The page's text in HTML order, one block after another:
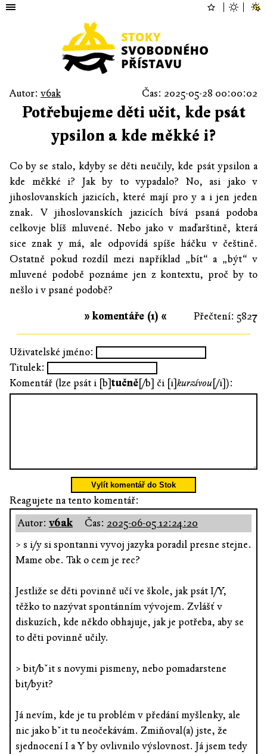
Autor: v6ak Čas: 2025-05-28 00:00:02
Potřebujeme děti učit, kde psát
ypsilon a kde měkké i?
Co by se stalo, kdyby se děti neučily, kde psát ypsilon a
kde měkké i? Jak by to vypadalo? No, asi jako v
jihoslovanskích jazicích, které mají pro y a i jen jeden
znak. V jihoslovanskích jazicích bívá psaná podoba
celkovje blíš mluvené. Nebo jako v maďarštině, která
sice znak y má, ale odpovídá spíše háčku v češtině.
Ostatně pokud rozdíl mezi například „bít“ a „být“ v
mluvené podobě poznáme jen z kontextu, proč by to
nešlo i v psané podobě?
Přečtení: 5827
» komentáře (1) «
Uživatelské jméno:
Titulek:
Komentář (lze psát i [b]tučně[/b] či [i]kurzívou[/i]):
Vylít komentář do Stok
Reagujete na tento komentář:
Autor: v6ak Čas: 2025-06-05 12:24:20
> s i/y si spontanni vyvoj jazyka poradil presne stejne.
Mame obe. Tak o cem je rec?
Jestliže se děti povinně učí ve škole, jak psát I/Y,
těžko to nazývat spontánním vývojem. Zvlášť v
diskuzích, kde někdo obhajuje, jak je potřeba, aby se
to děti povinně učily.
> bit/bˇit s novymi pismeny, nebo pomadarstene
bit/byit?
Já nevím, kde je tu problém v předání myšlenky, ale
nic jako bˇit tu neočekávám. Zmiňoval(a) jste, že
sjednocení I a Y by ovlivnilo výslovnost. Já jsem tedy